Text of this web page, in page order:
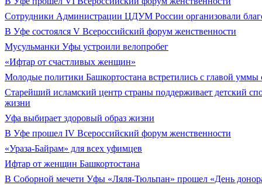
Сотрудники Администрации ЦДУМ России организовали
В Уфе состоялся V Всероссийский форум женственности
Мусульманки Уфы устроили велопробег
«Ифтар от счастливых женщин»
Молодые политики Башкортостана встретились с главой уммы
Старейший исламский центр страны поддерживает детский
жизни
Уфа выбирает здоровый образ жизни
В Уфе прошел IV Всероссийский форум женственности
«Ураза-Байрам» для всех уфимцев
Ифтар от женщин Башкортостана
В Соборной мечети Уфы «Ляля-Тюльпан» прошел «День